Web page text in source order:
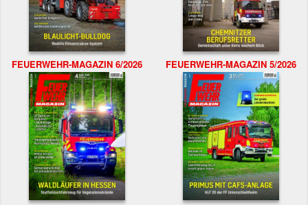
FEUERWEHR-MAGAZIN 6/2026 FEUERWEHR-MAGAZIN 5/2026